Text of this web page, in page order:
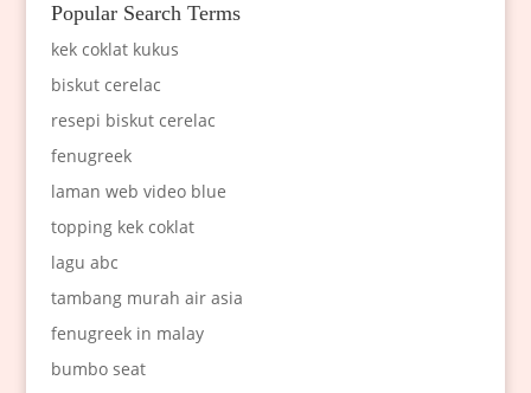
Popular Search Terms
kek coklat kukus
biskut cerelac
resepi biskut cerelac
fenugreek
laman web video blue
topping kek coklat
lagu abc
tambang murah air asia
fenugreek in malay
bumbo seat